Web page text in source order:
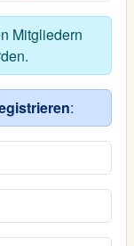
Mitgliedern
: